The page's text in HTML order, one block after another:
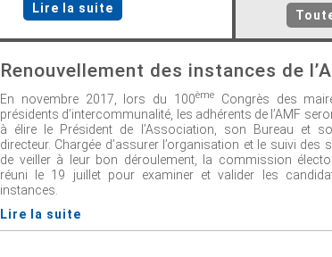
Lire la suite
Renouvellement des instances de
En novembre 2017, lors du 100ème Congrès des
présidents d’intercommunalité, les adhérents de l’AMF
à élire le Président de l’Association, son Bureau et
directeur. Chargée d’assurer l’organisation et le suivi des
de veiller à leur bon déroulement, la commission
réuni le 19 juillet pour examiner et valider les
instances.
Lire la suite